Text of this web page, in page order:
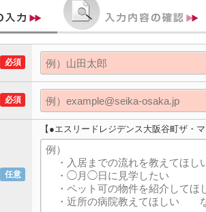
必須
必須
任意
【●エスリードレジデンス大阪谷町ザ・